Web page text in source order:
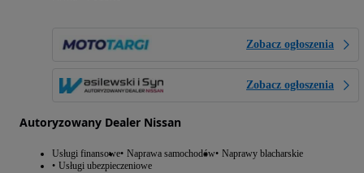
Zobacz ogłoszenia
Zobacz ogłoszenia
Autoryzowany Dealer Nissan
Usługi finansowe Naprawa samochodów Naprawy blacharskie
Usługi ubezpieczeniowe